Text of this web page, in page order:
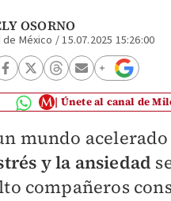
OSORNO
de México /15.07.2025 15:26:00
Únete al canal de
mundo
y la ansiedad
compañeros